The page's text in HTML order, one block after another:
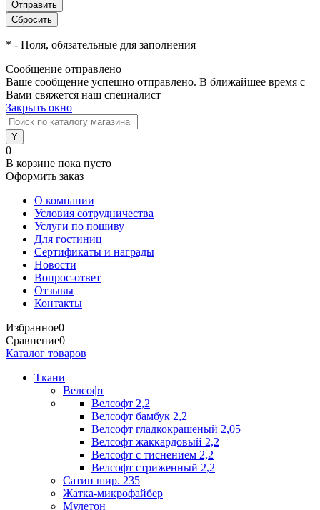
* - Поля, обязательные для заполнения
Сообщение отправлено
Ваше сообщение успешно отправлено. В ближайшее время с
Вами свяжется наш специалист
Закрыть окно
0
В корзине пока пусто
Оформить заказ
О компании
Условия сотрудничества
Услуги по пошиву
Для гостиниц
Сертификаты и награды
Новости
Вопрос-ответ
Отзывы
Контакты
Избранное0
Сравнение0
Каталог товаров
Ткани
Велсофт
Велсофт 2,2
Велсофт бамбук 2,2
Велсофт гладкокрашеный 2,05
Велсофт жаккардовый 2,2
Велсофт с тиснением 2,2
Велсофт стриженный 2,2
Сатин шир. 235
Жатка-микрофайбер
Мулетон